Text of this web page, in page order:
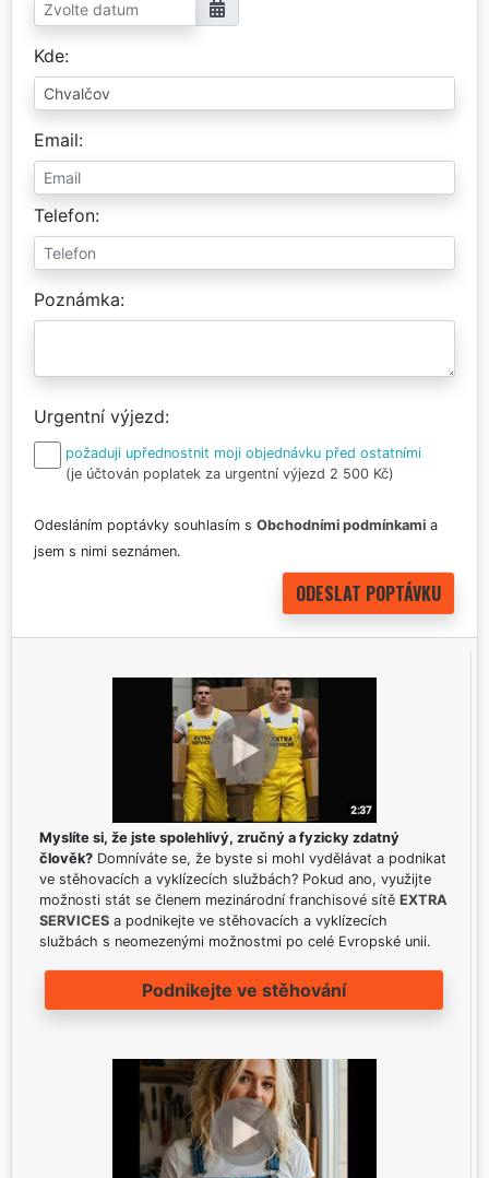
Kde
Email
Telefon
Poznámka
Urgentní výjezd
požaduji upřednostnit moji objednávku před ostatními
(je účtován poplatek za urgentní výjezd 2 500 Kč)
Odesláním poptávky souhlasím s Obchodními podmínkami a
jsem s nimi seznámen.
Myslíte si, že jste spolehlivý, zručný a fyzicky zdatný
člověk? Domníváte se, že byste si mohl vydělávat a podnikat
ve stěhovacích a vyklízecích službách? Pokud ano, využijte
možnosti stát se členem mezinárodní franchisové sítě EXTRA
SERVICES a podnikejte ve stěhovacích a vyklízecích
službách s neomezenými možnostmi po celé Evropské unii.
Podnikejte ve stěhování